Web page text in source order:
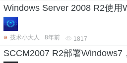
Windows Server 2008 R2使用
技术小大人 8年前 1817
SCCM2007 R2部署Windows7